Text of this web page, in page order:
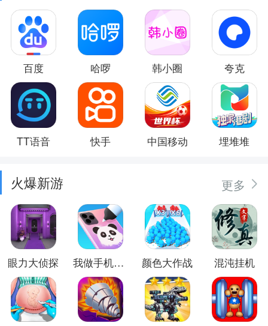
百度 哈啰 韩小圈 夸克
TT语音 快手 中国移动 埋堆堆
火爆新游 更多
眼力大侦探 我做手机壳特好看 颜色大作战 混沌挂机